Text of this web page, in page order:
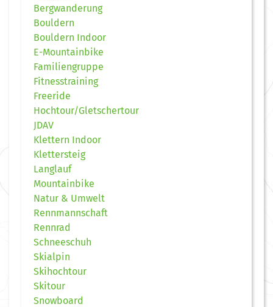
Bergwanderung
Bouldern
Bouldern Indoor
E-Mountainbike
Familiengruppe
Fitnesstraining
Freeride
Hochtour/Gletschertour
JDAV
Klettern Indoor
Klettersteig
Langlauf
Mountainbike
Natur & Umwelt
Rennmannschaft
Rennrad
Schneeschuh
Skialpin
Skihochtour
Skitour
Snowboard